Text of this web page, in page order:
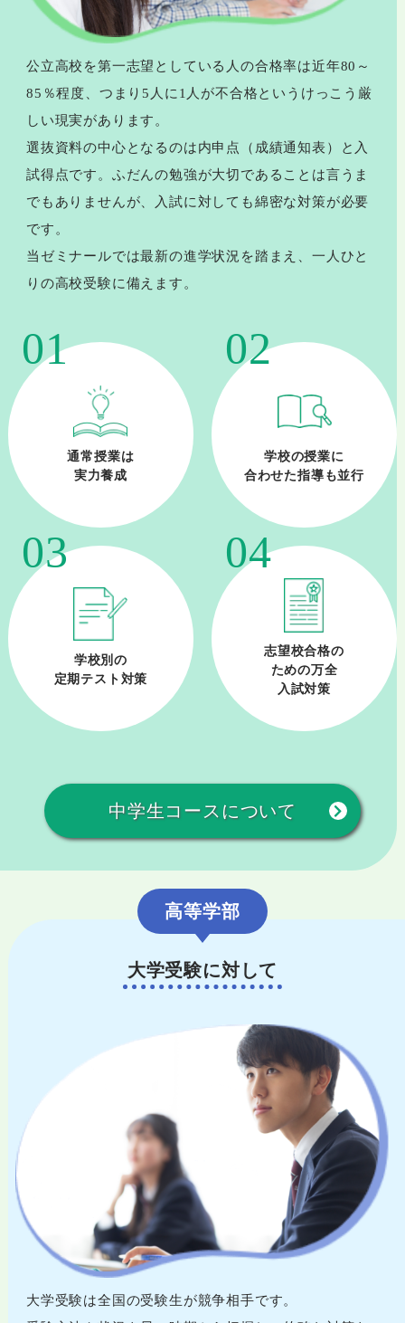
公立高校を第一志望としている人の合格率は近年80～
85％程度、つまり5人に1人が不合格というけっこう厳
しい現実があります。
選抜資料の中心となるのは内申点（成績通知表）と入
試得点です。ふだんの勉強が大切であることは言うま
でもありませんが、入試に対しても綿密な対策が必要
です。
当ゼミナールでは最新の進学状況を踏まえ、一人ひと
りの高校受験に備えます。
01
通常授業は
実力養成
02
学校の授業に
合わせた指導も並行
03
学校別の
定期テスト対策
04
志望校合格の
ための万全
入試対策
中学生コースについて
高等学部
大学受験に対して
大学受験は全国の受験生が競争相手です。